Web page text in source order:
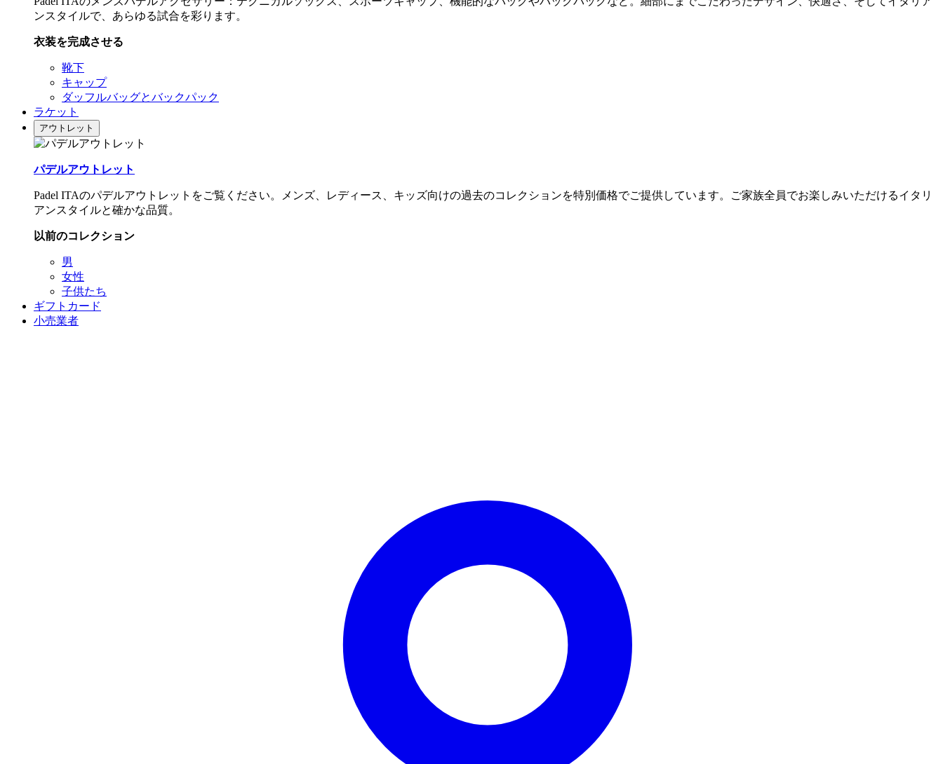
ンスタイルで、あらゆる試合を彩ります。
衣装を完成させる
靴下
キャップ
ダッフルバッグとバックパック
ラケット
アウトレット
パデルアウトレット
Padel ITAのパデルアウトレットをご覧ください。メンズ、レディース、キッズ向けの過去のコレクションを特別価格でご提供しています。ご家族全員でお楽しみいただけるイタリ
アンスタイルと確かな品質。
以前のコレクション
男
女性
子供たち
ギフトカード
小売業者